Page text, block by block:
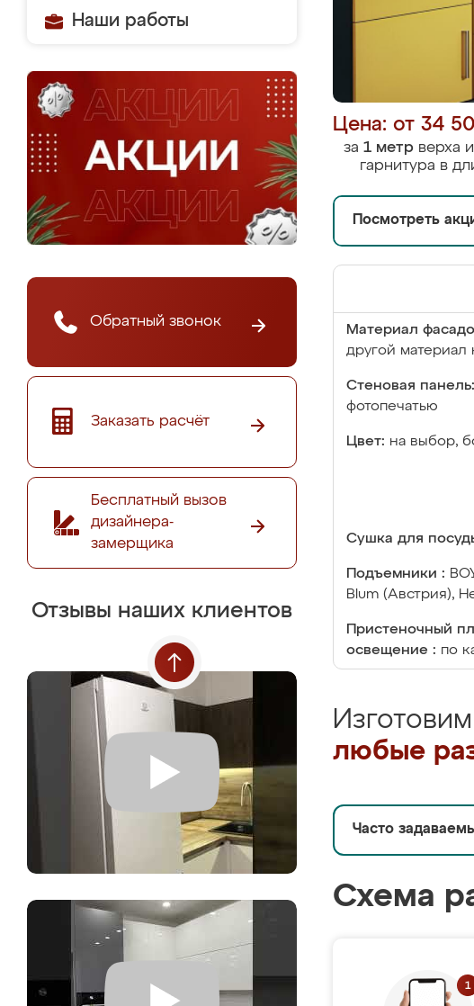
Наши работы
Обратный звонок
Заказать расчёт
Бесплатный вызов
дизайнера-
замерщика
Отзывы наших клиентов
Цена: от 34
за 1 метр верха
гарнитура в
Посмотреть
Материал
другой
Стеновая панель:
фотопечатью
Цвет: на выбор,
Сушка для
Подъемники :
Blum (Австрия),
Пристеночный
освещение : по
любые
Часто
Схема